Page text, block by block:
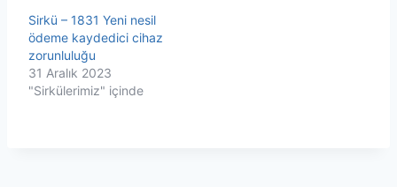
Sirkü – 1831 Yeni nesil
ödeme kaydedici cihaz
zorunluluğu
31 Aralık 2023
"Sirkülerimiz" içinde